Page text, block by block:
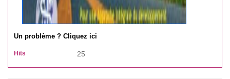
Un problème ? Cliquez ici
Hits 25